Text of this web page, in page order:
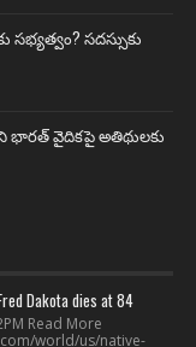
సభ్యత్వం? సదస్సుకు
భారత్ వైదికపై అతిథులకు
Dakota dies at 84
Read More
world/us/native-